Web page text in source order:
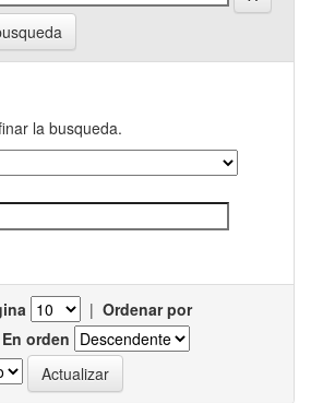
la busqueda.
| Ordenar por
En orden